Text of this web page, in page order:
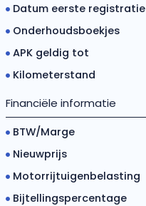
Datum eerste registratie
Onderhoudsboekjes
APK geldig tot
Kilometerstand
Financiële informatie
BTW/Marge
Nieuwprijs
Motorrijtuigenbelasting
Bijtellingspercentage